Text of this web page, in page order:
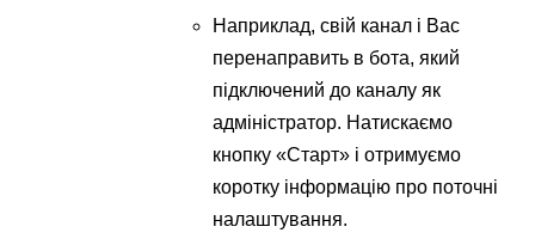
Наприклад, свій канал і Вас
перенаправить в бота, який
підключений до каналу як
адміністратор. Натискаємо
кнопку «Старт» і отримуємо
коротку інформацію про поточні
налаштування.